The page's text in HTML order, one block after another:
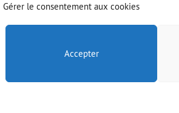
Gérer le consentement aux cookies
Accepter